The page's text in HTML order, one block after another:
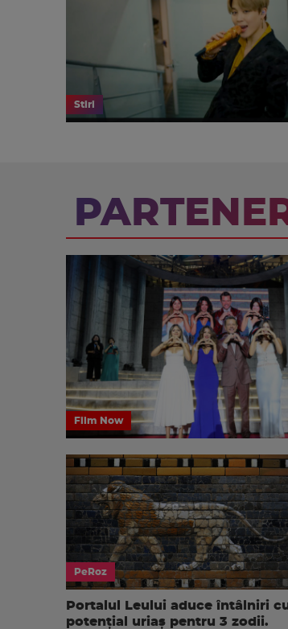
Stiri
Film Now
PeRoz
Portalul Leului aduce întâlniri
potențial uriaș pentru 3 zodii.